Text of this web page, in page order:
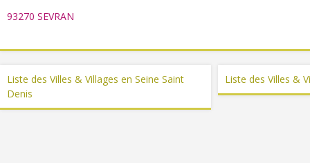
93270 SEVRAN
Liste des Villes & Villages en Seine Saint
Denis
Liste des Villes &